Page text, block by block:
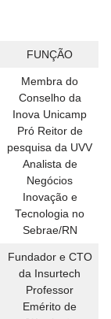
FUNÇÃO
Membra do
Conselho da
Inova Unicamp
Pró Reitor de
pesquisa da UVV
Analista de
Negócios
Inovação e
Tecnologia no
Sebrae/RN
Fundador e CTO
da Insurtech
Professor
Emérito de